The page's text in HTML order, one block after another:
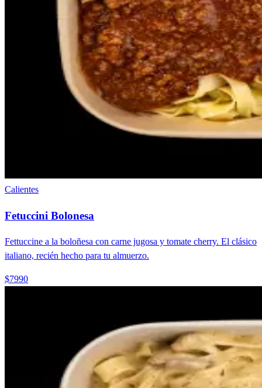
Calientes
Fetuccini Bolonesa
Fettuccine a la boloñesa con carne jugosa y tomate cherry. El clásico
italiano, recién hecho para tu almuerzo.
$7990